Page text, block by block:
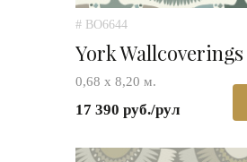
# BO6644
York Wallcoverings
0,68 х 8,20 м.
17 390 руб./рул